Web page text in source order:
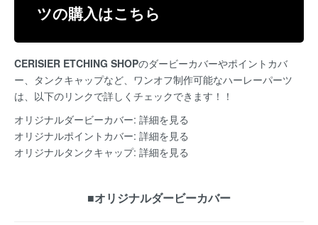
ツの購入はこちら
CERISIER ETCHING SHOPのダービーカバーやポイントカバ
ー、タンクキャップなど、ワンオフ制作可能なハーレーパーツ
は、以下のリンクで詳しくチェックできます！！
オリジナルダービーカバー: 詳細を見る
オリジナルポイントカバー: 詳細を見る
オリジナルタンクキャップ: 詳細を見る
■オリジナルダービーカバー